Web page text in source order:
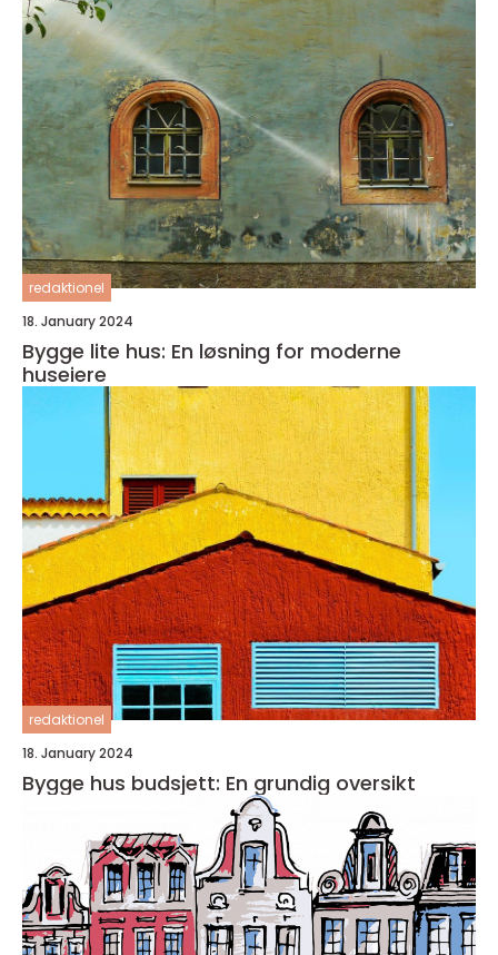
redaktionel
18. January 2024
Bygge lite hus: En løsning for moderne
huseiere
redaktionel
18. January 2024
Bygge hus budsjett: En grundig oversikt